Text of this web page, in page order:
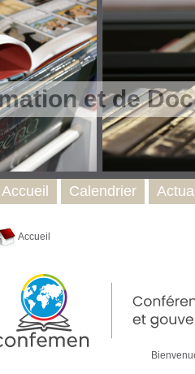
et de
Accueil
Bienvenue
Accueil Calendrier